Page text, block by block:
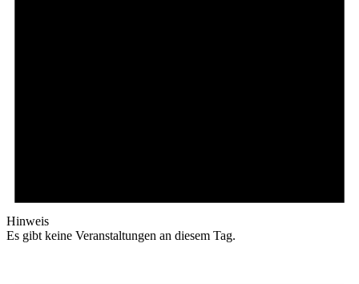
Hinweis
Es gibt keine Veranstaltungen an diesem Tag.